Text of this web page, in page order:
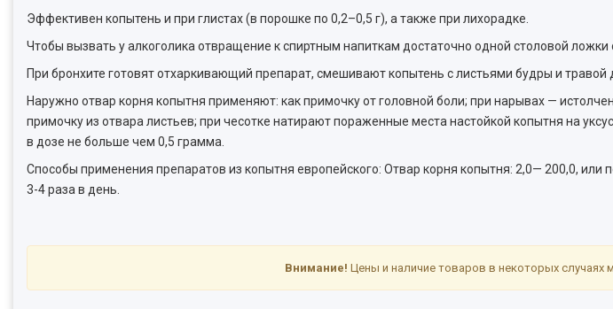
Эффективен копытень и при глистах (в порошке по 0,2–0,5 г), а также при лихорадке.
Чтобы вызвать у алкоголика отвращение к спиртным напиткам достаточно одной столовой
При бронхите готовят отхаркивающий препарат, смешивают копытень с листьями будры и травой
Наружно отвар корня копытня применяют: как примочку от головной боли; при нарывах —
примочку из отвара листьев; при чесотке натирают пораженные места настойкой копытня на
в дозе не больше чем 0,5 грамма.
Способы применения препаратов из копытня европейского: Отвар корня копытня: 2,0— 200,0, или
3-4 раза в день.
Внимание! Цены и наличие товаров в некоторых случаях